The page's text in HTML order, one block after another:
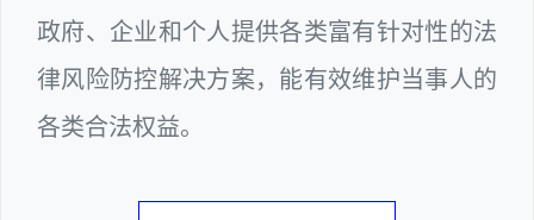
政府、企业和个人提供各类富有针对性的法
律风险防控解决方案，能有效维护当事人的
各类合法权益。